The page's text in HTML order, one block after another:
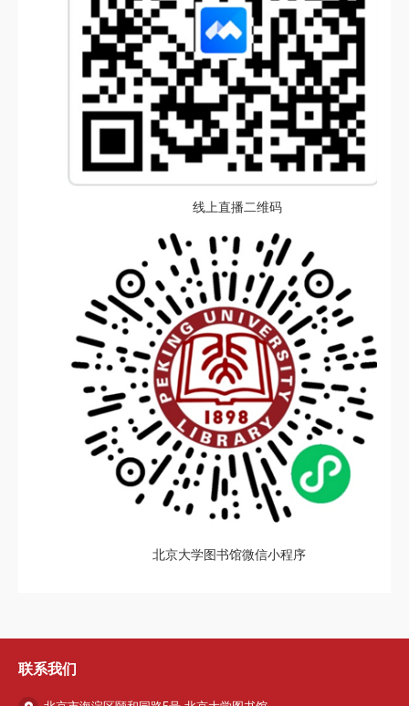
线上直播二维码
北京大学图书馆微信小程序
联系我们